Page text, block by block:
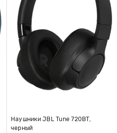
Наушники JBL Tune 720BT,
черный